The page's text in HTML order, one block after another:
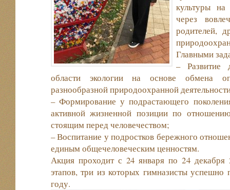
культуры
через
родителей,
Главными
– Развитие
области экологии на основе обмена
разнообразной природоохранной
– Формирование у подрастающего
активной жизненной позиции по
стоящим перед человечеством;
– Воспитание у подростков бережного
единым общечеловеческим ценностям.
Акция проходит с 24 января по 24 декабря
этапов, три из которых гимназисты
году.